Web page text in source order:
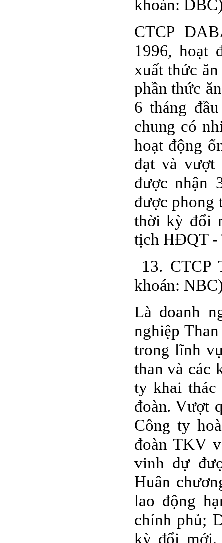
khoán:
CTCP
1996, hoạt
xuất thức
phần thức
6 tháng
chung có
hoạt động
đạt và vượt
được nhận
được phong
thời kỳ đổi
tịch HĐQT -
13. CTCP
khoán:
Là doanh
nghiệp
trong lĩnh
than và các
ty khai thác
đoàn. Vượt
Công ty
đoàn TKV
vinh dự
Huân
lao động
chính phủ;
kỳ đổi mới.